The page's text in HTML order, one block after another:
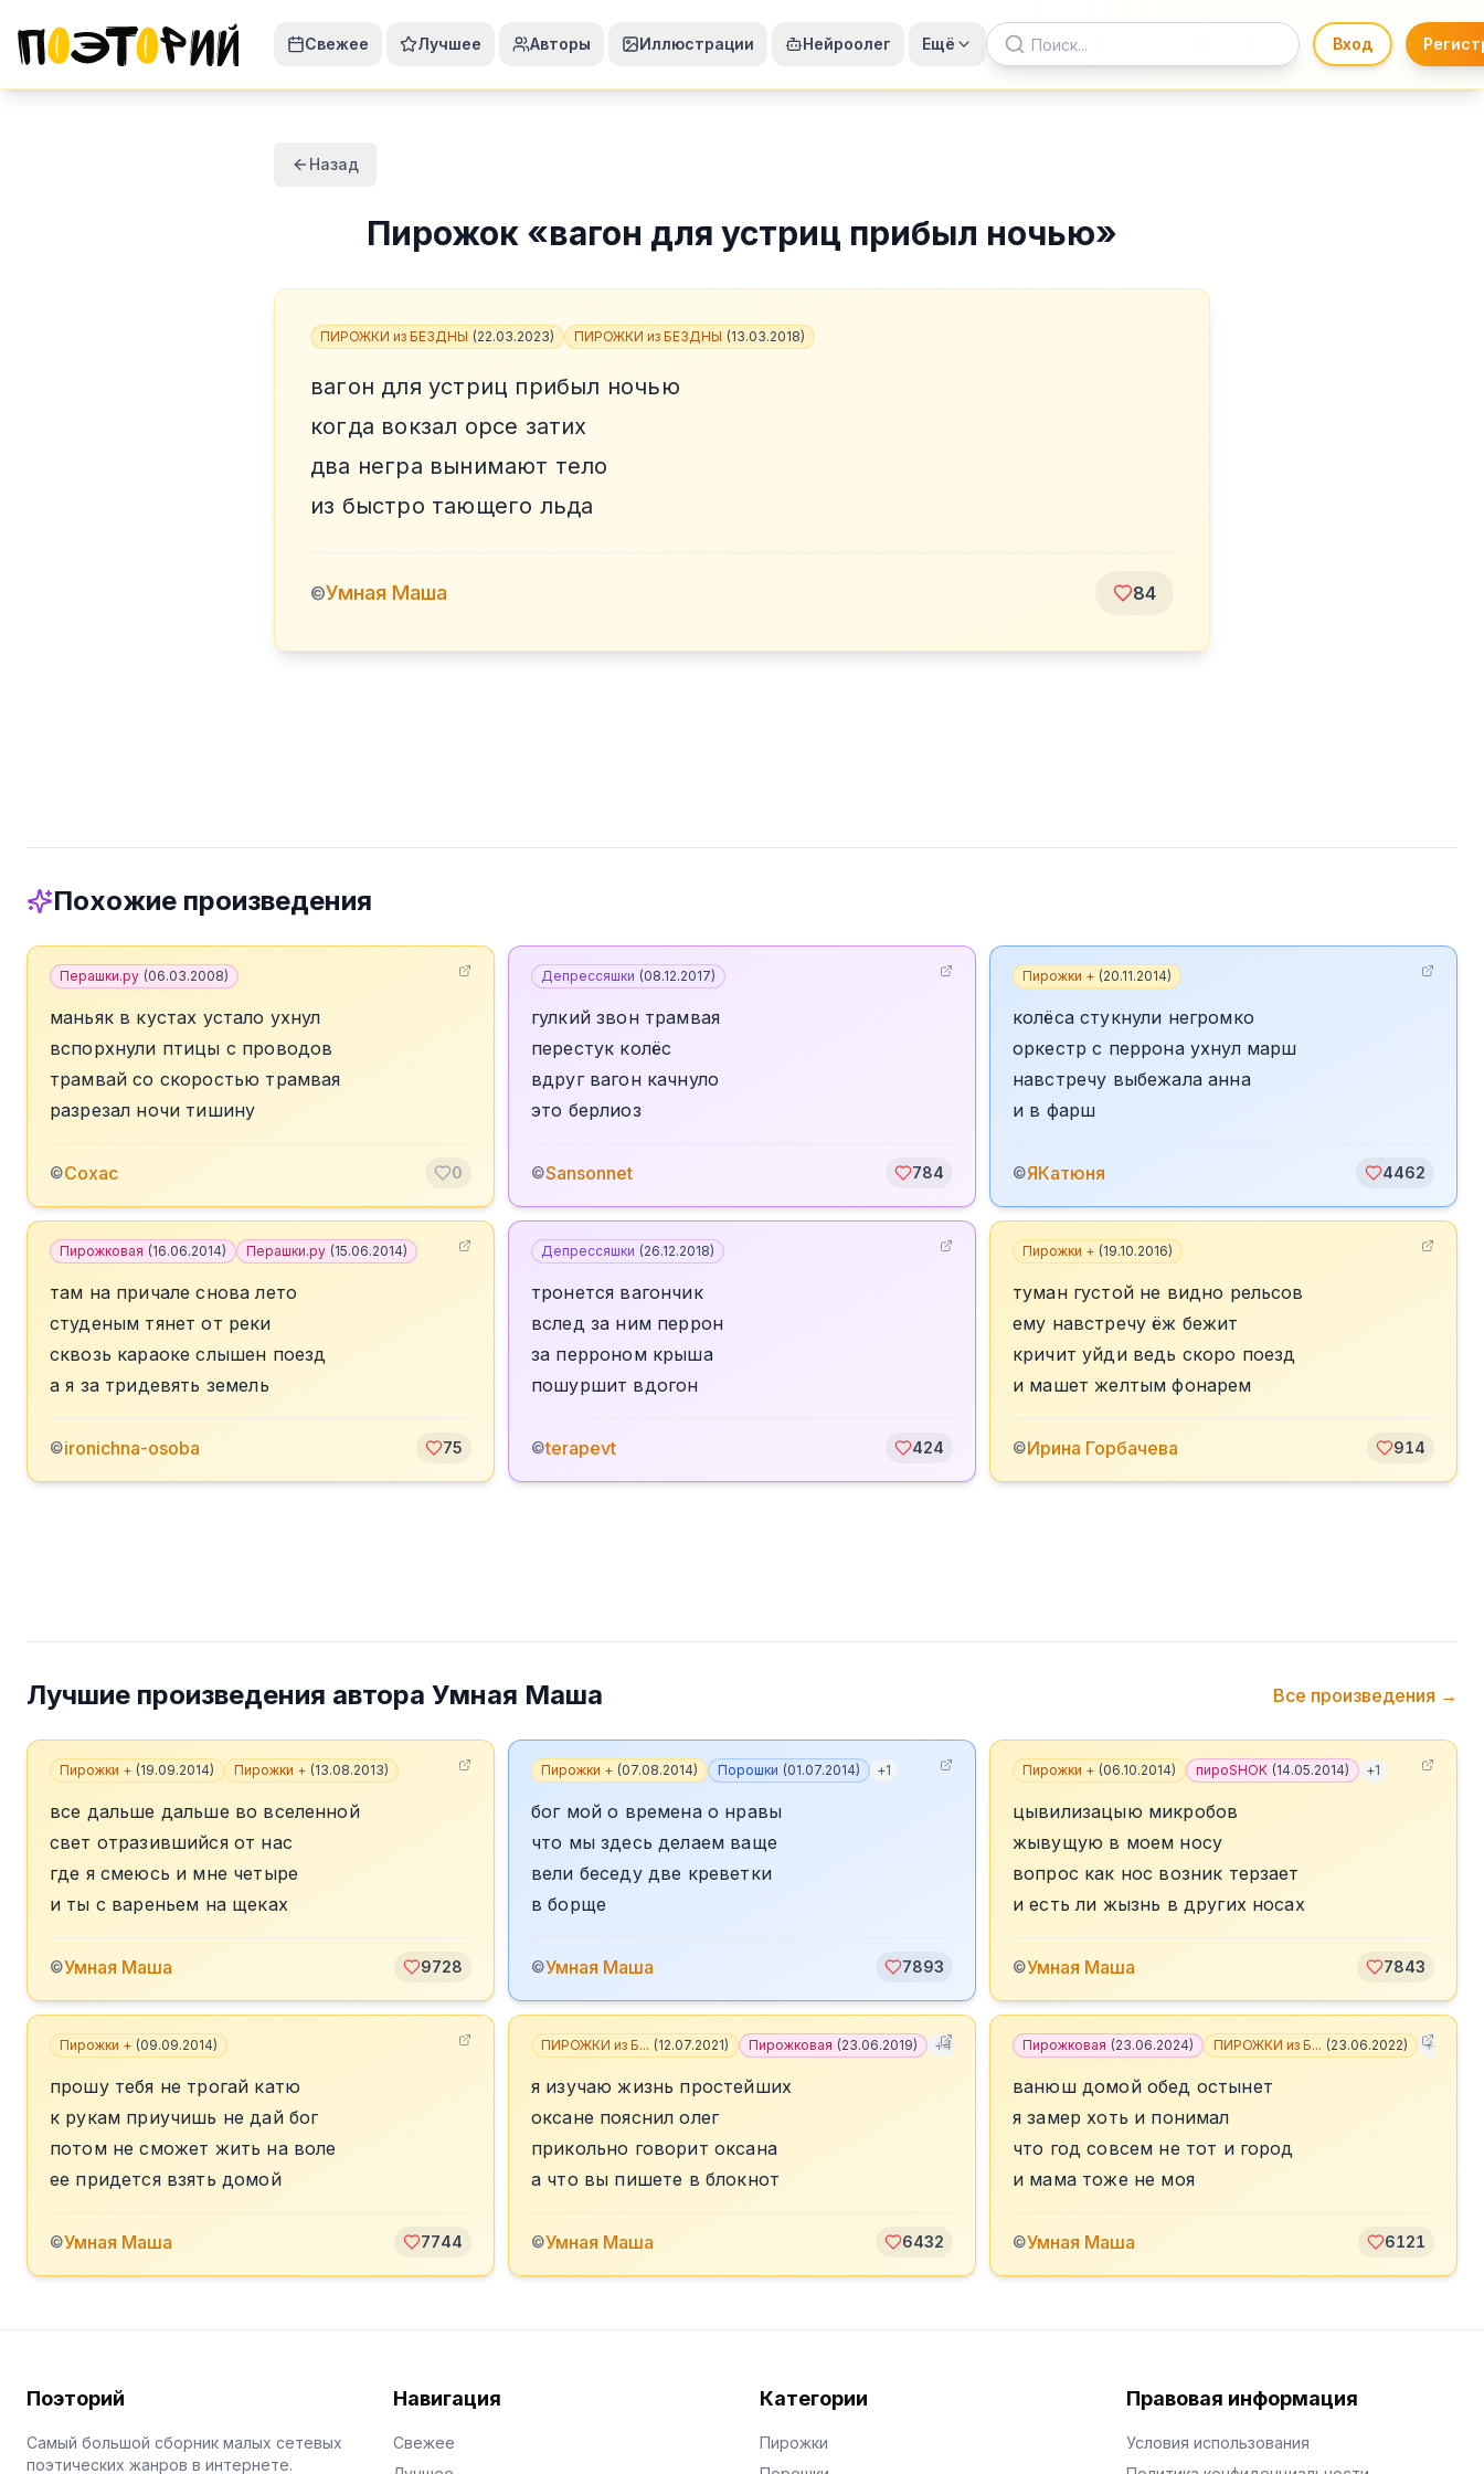
Свежее Лучшее Авторы Иллюстрации Нейроолег Ещё Вход
Назад
Пирожок «вагон для устриц прибыл ночью»
ПИРОЖКИ из БЕЗДНЫ (22.03.2023) ПИРОЖКИ из БЕЗДНЫ (13.03.2018)
вагон для устриц прибыл ночью
когда вокзал орсе затих
два негра вынимают тело
из быстро тающего льда
©Умная Маша 84
Похожие произведения
Перашки.ру (06.03.2008)
маньяк в кустах устало ухнул
вспорхнули птицы с проводов
трамвай со скоростью трамвая
разрезал ночи тишину
©Сохас 0
Депрессяшки (08.12.2017)
гулкий звон трамвая
перестук колёс
вдруг вагон качнуло
это берлиоз
©Sansonnet 784
Пирожки + (20.11.2014)
колёса стукнули негромко
оркестр с перрона ухнул марш
навстречу выбежала анна
и в фарш
©ЯКатюня 4462
Пирожковая (16.06.2014) Перашки.ру (15.06.2014)
там на причале снова лето
студеным тянет от реки
сквозь караоке слышен поезд
а я за тридевять земель
©ironichna-osoba 75
Депрессяшки (26.12.2018)
тронется вагончик
вслед за ним перрон
за перроном крыша
пошуршит вдогон
©terapevt 424
Пирожки + (19.10.2016)
туман густой не видно рельсов
ему навстречу ёж бежит
кричит уйди ведь скоро поезд
и машет желтым фонарем
©Ирина Горбачева 914
Лучшие произведения автора Умная Маша Все произведения →
Пирожки + (19.09.2014) Пирожки + (13.08.2013)
все дальше дальше во вселенной
свет отразившийся от нас
где я смеюсь и мне четыре
и ты с вареньем на щеках
©Умная Маша 9728
Пирожки + (07.08.2014) Порошки (01.07.2014) +1
бог мой о времена о нравы
что мы здесь делаем ваще
вели беседу две креветки
в борще
©Умная Маша 7893
Пирожки + (06.10.2014) пироSHOK (14.05.2014) +1
цывилизацыю микробов
жывущую в моем носу
вопрос как нос возник терзает
и есть ли жызнь в других носах
©Умная Маша 7843
Пирожки + (09.09.2014)
прошу тебя не трогай катю
к рукам приучишь не дай бог
потом не сможет жить на воле
ее придется взять домой
©Умная Маша 7744
ПИРОЖКИ из Б... (12.07.2021) Пирожковая (23.06.2019) +4
я изучаю жизнь простейших
оксане пояснил олег
прикольно говорит оксана
а что вы пишете в блокнот
©Умная Маша 6432
Пирожковая (23.06.2024) ПИРОЖКИ из Б... (23.06.2022) +
ванюш домой обед остынет
я замер хоть и понимал
что год совсем не тот и город
и мама тоже не моя
©Умная Маша 6121
Поэторий
Самый большой сборник малых сетевых
поэтических жанров в интернете.
Навигация
Свежее
Категории
Пирожки
Правовая информация
Условия использования